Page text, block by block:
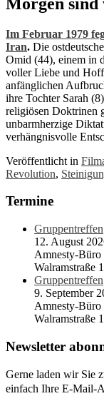
Im Februar 1979
Iran. Die
Omid (44), einem in
voller Liebe und
anfänglichen
ihre Tochter Sarah
religiösen Doktrinen
unbarmherzige
verhängnisvolle
Veröffentlicht in
Revolution,
Termine
Gruppentreffen
12. August
Amnesty-Büro
Walramstraße
Gruppentreffen
9. September
Amnesty-Büro
Walramstraße
Newsletter
Gerne laden wir Sie
einfach Ihre E-Mail-